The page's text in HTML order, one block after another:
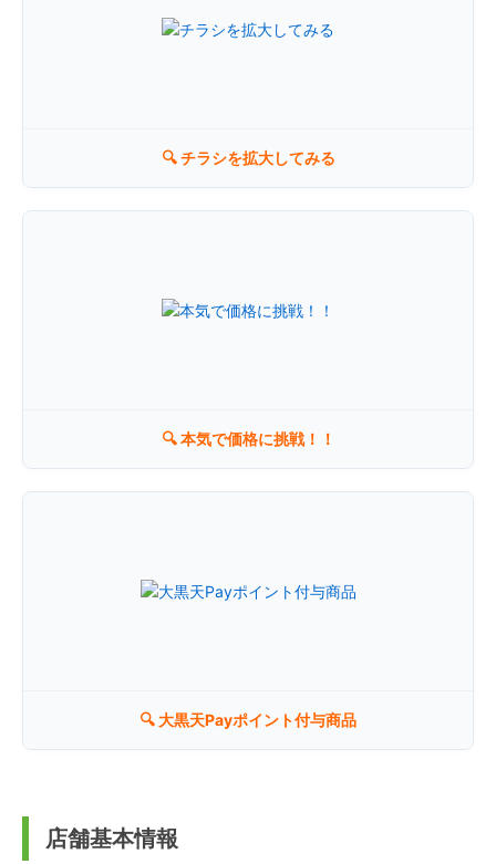
🔍 チラシを拡大してみる
🔍 本気で価格に挑戦！！
🔍 大黒天Payポイント付与商品
店舗基本情報
ディオ小松島店
リンク先の地図に表示されている地名、住所はGoogleMapsに登録されて
閉じる